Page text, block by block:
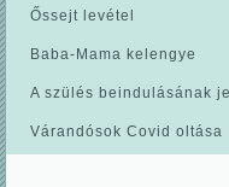
Őssejt levétel
Baba-Mama kelengye
A szülés beindulásának
Várandósok Covid oltása